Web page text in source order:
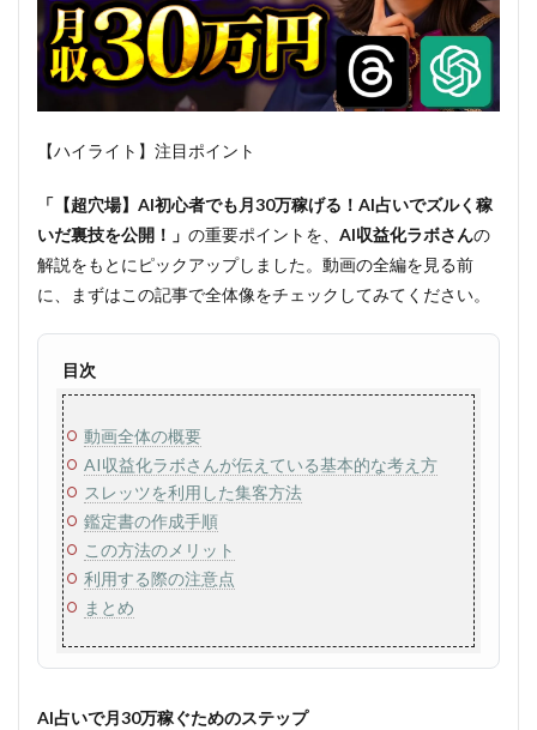
【ハイライト】注目ポイント
「【超穴場】AI初心者でも月30万稼げる！AI占いでズルく稼
いだ裏技を公開！」 の重要ポイントを、 AI収益化ラボさんの
解説をもとにピックアップしました。動画の全編を見る前
に、まずはこの記事で全体像をチェックしてみてください。
目次
動画全体の概要
AI収益化ラボさんが伝えている基本的な考え方
スレッツを利用した集客方法
鑑定書の作成手順
この方法のメリット
利用する際の注意点
まとめ
AI占いで月30万稼ぐためのステップ